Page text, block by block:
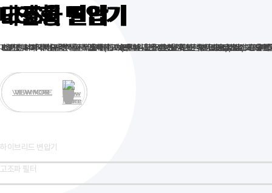
진형 변압기
찰댐퍼 특허기술을 적용해업계 최고 수준의 내진 성능을 확보한 변압기로,지진 규모
VIEW MORE
고효율 변압기
KS 및 IEC 국제 규격에 따라 제작된 고효율 변압기로에너지 절약과 운영비 절감에 기여
VIEW MORE
고조파 필터
비선형 부하에서 발생하는 고조파(THD)를 실시간으로 보정하는능동형 필터로,고조파
VIEW MORE
고조파 진단
전문 인력과 최첨단 분석 장비를 통한 차별화된 고조파 진단으로유지비용 절감과효율적
VIEW MORE
ESS
그래핀 커패시터 배터리를 적용해 화재·폭발 위험을 원천 차단한 제품으로,2026년 4분
VIEW MORE
하이브리드 변압기
고조파 필터